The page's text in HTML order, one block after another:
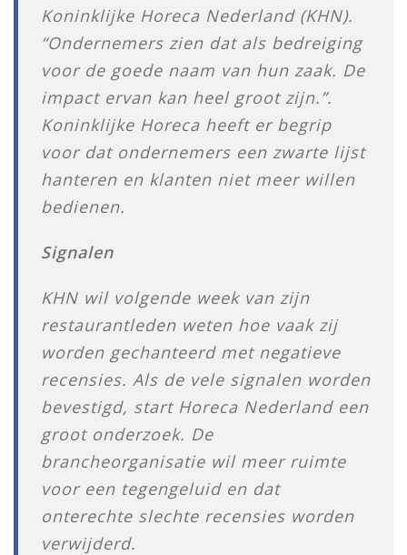
Koninklijke Horeca Nederland (KHN).
“Ondernemers zien dat als bedreiging
voor de goede naam van hun zaak. De
impact ervan kan heel groot zijn.”.
Koninklijke Horeca heeft er begrip
voor dat ondernemers een zwarte lijst
hanteren en klanten niet meer willen
bedienen.
Signalen
KHN wil volgende week van zijn
restaurantleden weten hoe vaak zij
worden gechanteerd met negatieve
recensies. Als de vele signalen worden
bevestigd, start Horeca Nederland een
groot onderzoek. De
brancheorganisatie wil meer ruimte
voor een tegengeluid en dat
onterechte slechte recensies worden
verwijderd.